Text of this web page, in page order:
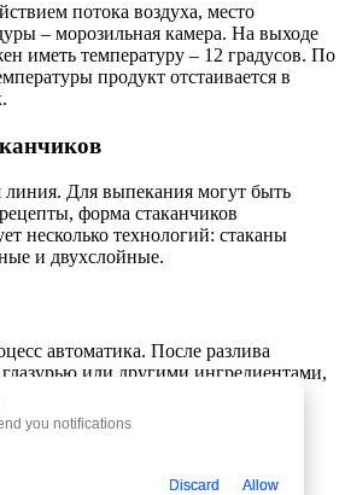
потока воздуха, место
– морозильная камера. На выходе
иметь температуру – 12 градусов. По
продукт отстаивается в
линия. Для выпекания могут быть
форма стаканчиков
несколько технологий: стаканы
и двухслойные.
автоматика. После разлива
или другими ингредиентами,
заморозки в камере продукт
в магазин.
процесса
you notifications
Discard Allow